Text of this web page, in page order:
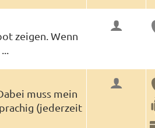
zeigen. Wenn
muss mein
(jederzeit